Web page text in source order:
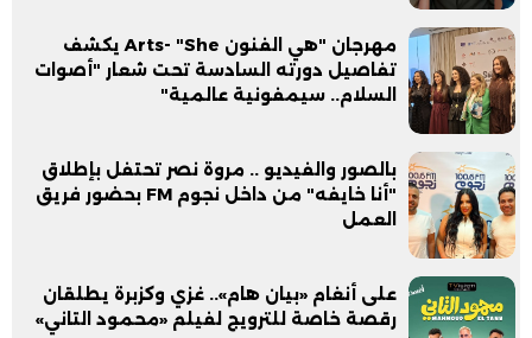
مهرجان "هي الفنون Arts- "She يكشف
تفاصيل دورته السادسة تحت شعار "أصوات
السلام.. سيمفونية عالمية"
بالصور والفيديو .. مروة نصر تحتفل بإطلاق
"أنا خايفه" من داخل نجوم FM بحضور فريق
العمل
على أنغام «بيان هام».. غزي وكزبرة يطلقان
رقصة خاصة للترويج لفيلم «محمود التاني»